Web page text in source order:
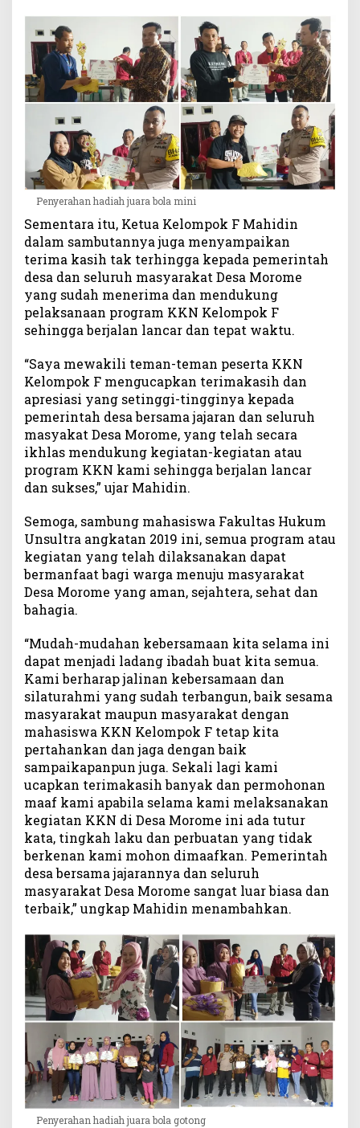
Penyerahan hadiah juara bola mini
Sementara itu, Ketua Kelompok F Mahidin
dalam sambutannya juga menyampaikan
terima kasih tak terhingga kepada pemerintah
desa dan seluruh masyarakat Desa Morome
yang sudah menerima dan mendukung
pelaksanaan program KKN Kelompok F
sehingga berjalan lancar dan tepat waktu.
“Saya mewakili teman-teman peserta KKN
Kelompok F mengucapkan terimakasih dan
apresiasi yang setinggi-tingginya kepada
pemerintah desa bersama jajaran dan seluruh
masyakat Desa Morome, yang telah secara
ikhlas mendukung kegiatan-kegiatan atau
program KKN kami sehingga berjalan lancar
dan sukses,” ujar Mahidin.
Semoga, sambung mahasiswa Fakultas Hukum
Unsultra angkatan 2019 ini, semua program atau
kegiatan yang telah dilaksanakan dapat
bermanfaat bagi warga menuju masyarakat
Desa Morome yang aman, sejahtera, sehat dan
bahagia.
“Mudah-mudahan kebersamaan kita selama ini
dapat menjadi ladang ibadah buat kita semua.
Kami berharap jalinan kebersamaan dan
silaturahmi yang sudah terbangun, baik sesama
masyarakat maupun masyarakat dengan
mahasiswa KKN Kelompok F tetap kita
pertahankan dan jaga dengan baik
sampaikapanpun juga. Sekali lagi kami
ucapkan terimakasih banyak dan permohonan
maaf kami apabila selama kami melaksanakan
kegiatan KKN di Desa Morome ini ada tutur
kata, tingkah laku dan perbuatan yang tidak
berkenan kami mohon dimaafkan. Pemerintah
desa bersama jajarannya dan seluruh
masyarakat Desa Morome sangat luar biasa dan
terbaik,” ungkap Mahidin menambahkan.
Penyerahan hadiah juara bola gotong